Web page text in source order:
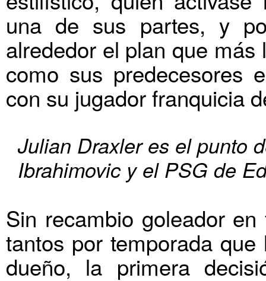
una de sus partes, y
alrededor el plan que
como sus predecesores
con su jugador franquicia
Julian Draxler es el punto
Ibrahimovic y el PSG de
Sin recambio goleador
tantos por temporada
dueño, la primera